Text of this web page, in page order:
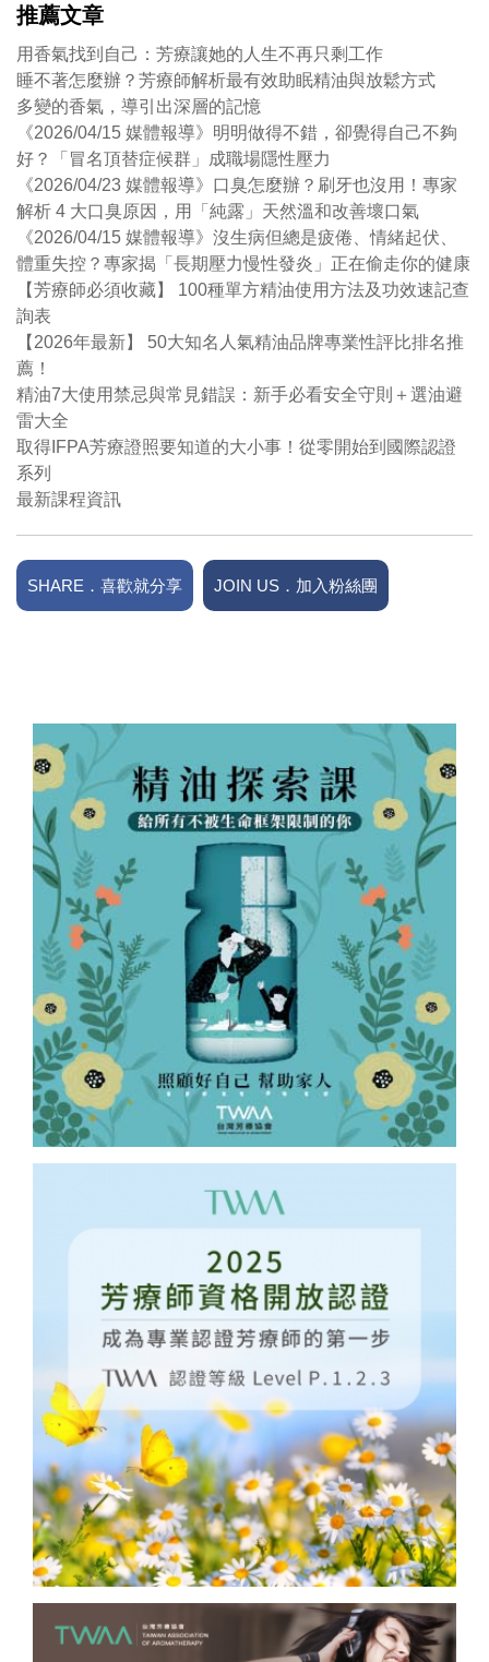
推薦文章
用香氣找到自己：芳療讓她的人生不再只剩工作
睡不著怎麼辦？芳療師解析最有效助眠精油與放鬆方式
多變的香氣，導引出深層的記憶
《2026/04/15 媒體報導》明明做得不錯，卻覺得自己不夠
好？「冒名頂替症候群」成職場隱性壓力
《2026/04/23 媒體報導》口臭怎麼辦？刷牙也沒用！專家
解析 4 大口臭原因，用「純露」天然溫和改善壞口氣
《2026/04/15 媒體報導》沒生病但總是疲倦、情緒起伏、
體重失控？專家揭「長期壓力慢性發炎」正在偷走你的健康
【芳療師必須收藏】 100種單方精油使用方法及功效速記查
詢表
【2026年最新】 50大知名人氣精油品牌專業性評比排名推
薦！
精油7大使用禁忌與常見錯誤：新手必看安全守則＋選油避
雷大全
取得IFPA芳療證照要知道的大小事！從零開始到國際認證
系列
最新課程資訊
SHARE．喜歡就分享 JOIN US．加入粉絲團